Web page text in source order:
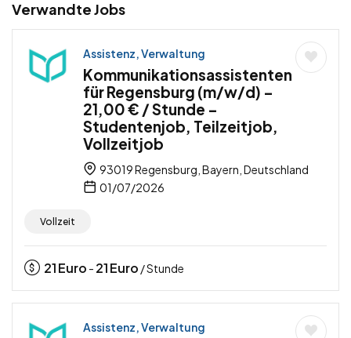
Verwandte Jobs
Assistenz, Verwaltung
Kommunikationsassistenten
für Regensburg (m/w/d) –
21,00 € / Stunde –
Studentenjob, Teilzeitjob,
Vollzeitjob
93019 Regensburg, Bayern, Deutschland
01/07/2026
Vollzeit
21Euro - 21Euro / Stunde
Assistenz, Verwaltung